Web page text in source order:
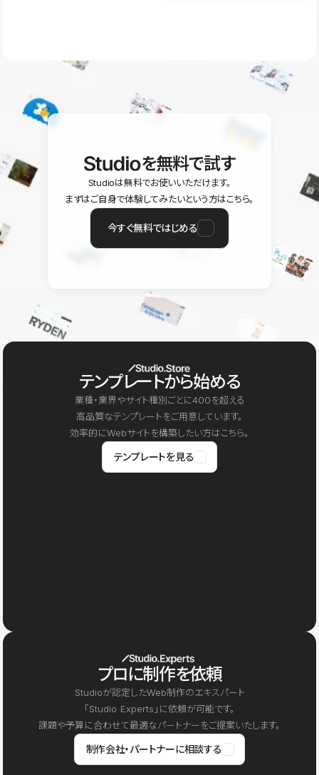
ユーザー同士で質問・相談できるコミュニティもご利用ください。
を無料で試す
Studioは無料でお使いいただけます。
まずはご自身で体験してみたいという方はこちら。
今すぐ無料ではじめる
テンプレートから始める
業種・業界やサイト種別ごとに400を超える
高品質なテンプレートをご用意しています。
効率的にWebサイトを構築したい方はこちら。
テンプレートを見る
プロに制作を依頼
Studioが認定したWeb制作のエキスパート
「Studio Experts」に依頼が可能です。
課題や予算に合わせて最適なパートナーをご提案いたします。
制作会社・パートナーに相談する